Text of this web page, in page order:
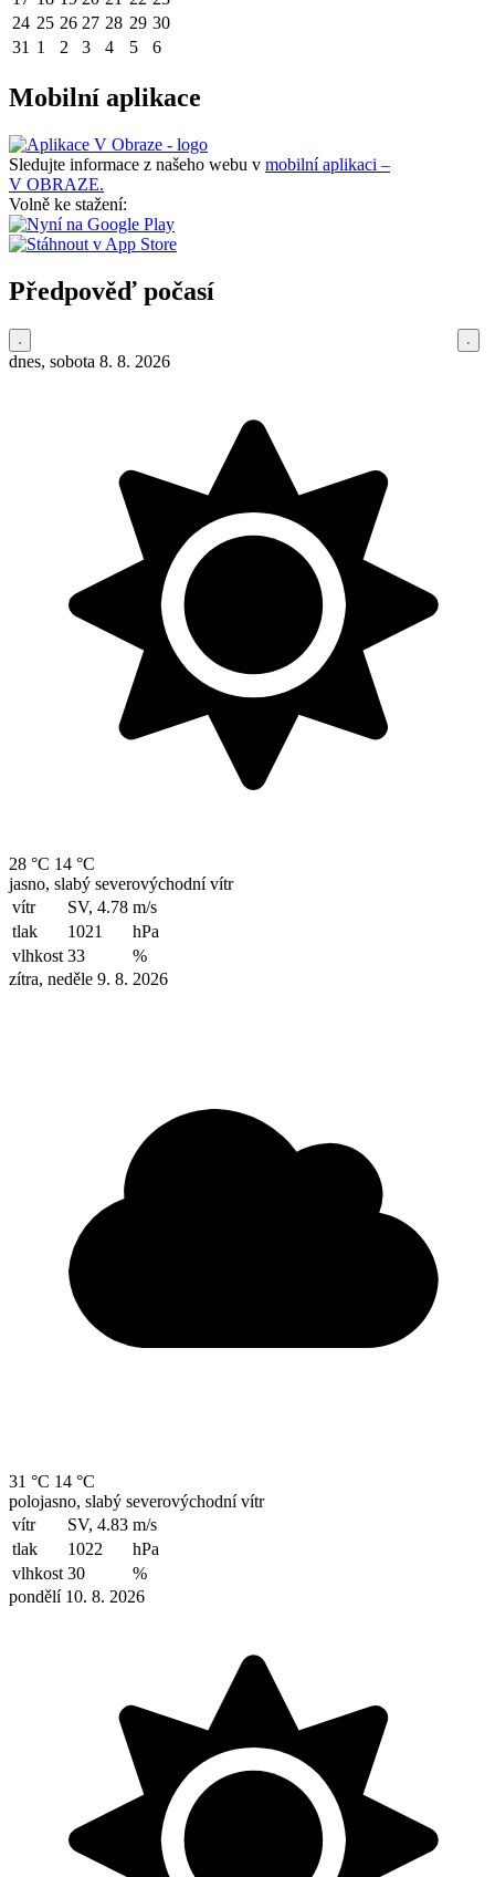
24 25 26 27 28 29 30
31 1 2 3 4 5 6
Mobilní aplikace
Sledujte informace z našeho webu v mobilní aplikaci –
V OBRAZE.
Volně ke stažení:
Předpověď počasí
dnes, sobota 8. 8. 2026
28 °C 14 °C
jasno, slabý severovýchodní vítr
vítr
SV, 4.78 m/s
tlak
1021
hPa
vlhkost 33
%
zítra, neděle 9. 8. 2026
31 °C 14 °C
polojasno, slabý severovýchodní vítr
vítr
SV, 4.83 m/s
tlak
1022
hPa
vlhkost 30
%
pondělí 10. 8. 2026